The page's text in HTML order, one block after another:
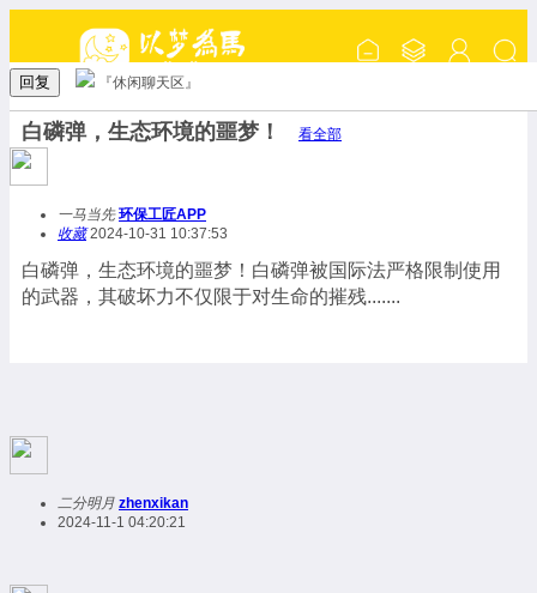
回复 『休闲聊天区』
白磷弹，生态环境的噩梦！ 看全部
一马当先 环保工匠APP
收藏2024-10-31 10:37:53
白磷弹，生态环境的噩梦！白磷弹被国际法严格限制使用
的武器，其破坏力不仅限于对生命的摧残.......
二分明月 zhenxikan
2024-11-1 04:20:21